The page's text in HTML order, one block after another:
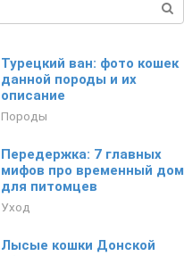
Турецкий ван: фото кошек
данной породы и их
описание
Породы
Передержка: 7 главных
мифов про временный дом
для питомцев
Уход
Лысые кошки Донской